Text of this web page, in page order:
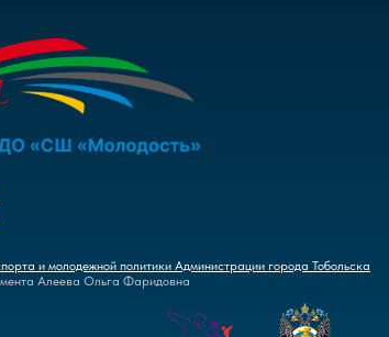
и молодежной политики Администрации города Тобольска
Алеева Ольга Фаридовна